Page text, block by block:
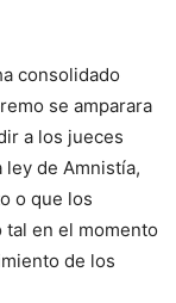
consolidado
se amparara
a los jueces
de Amnistía,
o que los
en el momento
de los